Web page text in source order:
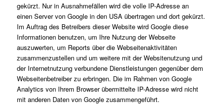
gekürzt. Nur in Ausnahmefällen wird die volle IP-Adresse an
einen Server von Google in den USA übertragen und dort gekürzt.
Im Auftrag des Betreibers dieser Website wird Google diese
Informationen benutzen, um Ihre Nutzung der Webseite
auszuwerten, um Reports über die Webseitenaktivitäten
zusammenzustellen und um weitere mit der Websitenutzung und
der Internetnutzung verbundene Dienstleistungen gegenüber dem
Webseitenbetreiber zu erbringen. Die im Rahmen von Google
Analytics von Ihrem Browser übermittelte IP-Adresse wird nicht
mit anderen Daten von Google zusammengeführt.